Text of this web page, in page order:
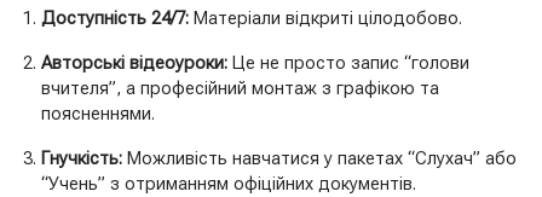
Доступність 24/7:Матеріали відкриті цілодобово.
Авторські відеоуроки:Це не просто запис “голови
вчителя”, а професійний монтаж з графікою та
поясненнями.
Гнучкість:Можливість навчатися у пакетах “Слухач” або
“Учень” з отриманням офіційних документів.